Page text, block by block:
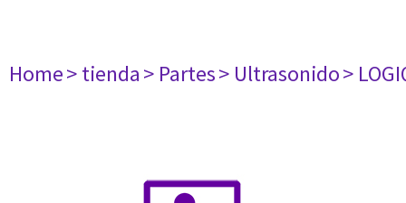
Home> tienda> Partes> Ultrasonido>